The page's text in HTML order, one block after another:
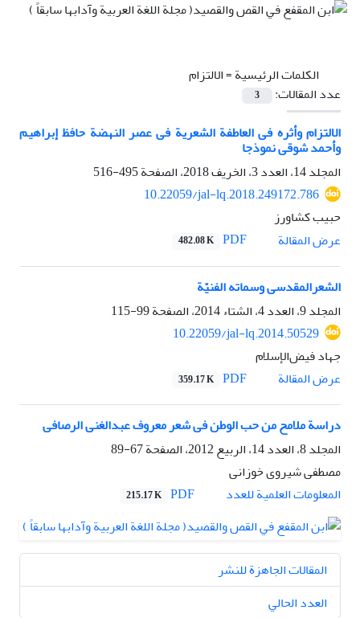
الكلمات الرئيسية =الالتزام
عدد المقالات:
3
الالتزام وأثره فی العاطفة الشعریة فی عصر النهضة حافظ إبراهیم
وأحمد شوقی نموذجا
المجلد 14، العدد 3، الخريف 2018، الصفحة
495-516
10.22059/jal-lq.2018.249172.786
حبیب کشاورز
عرض المقالة
482.08 K
الشعرالمقدسی وسماته الفنیّة
المجلد 9، العدد 4، الشتاء 2014، الصفحة
99-115
10.22059/jal-lq.2014.50529
جهاد فیض‌الإسلام
عرض المقالة
359.17 K
دراسة ملامح من حب الوطن فی شعر معروف عبدالغنی الرصافی
المجلد 8، العدد 14، الربيع 2012، الصفحة
67-89
مصطفى شیروی خوزانی
المعلومات العلمية للعدد
215.17 K
المقالات الجاهزة للنشر
العدد الحالي